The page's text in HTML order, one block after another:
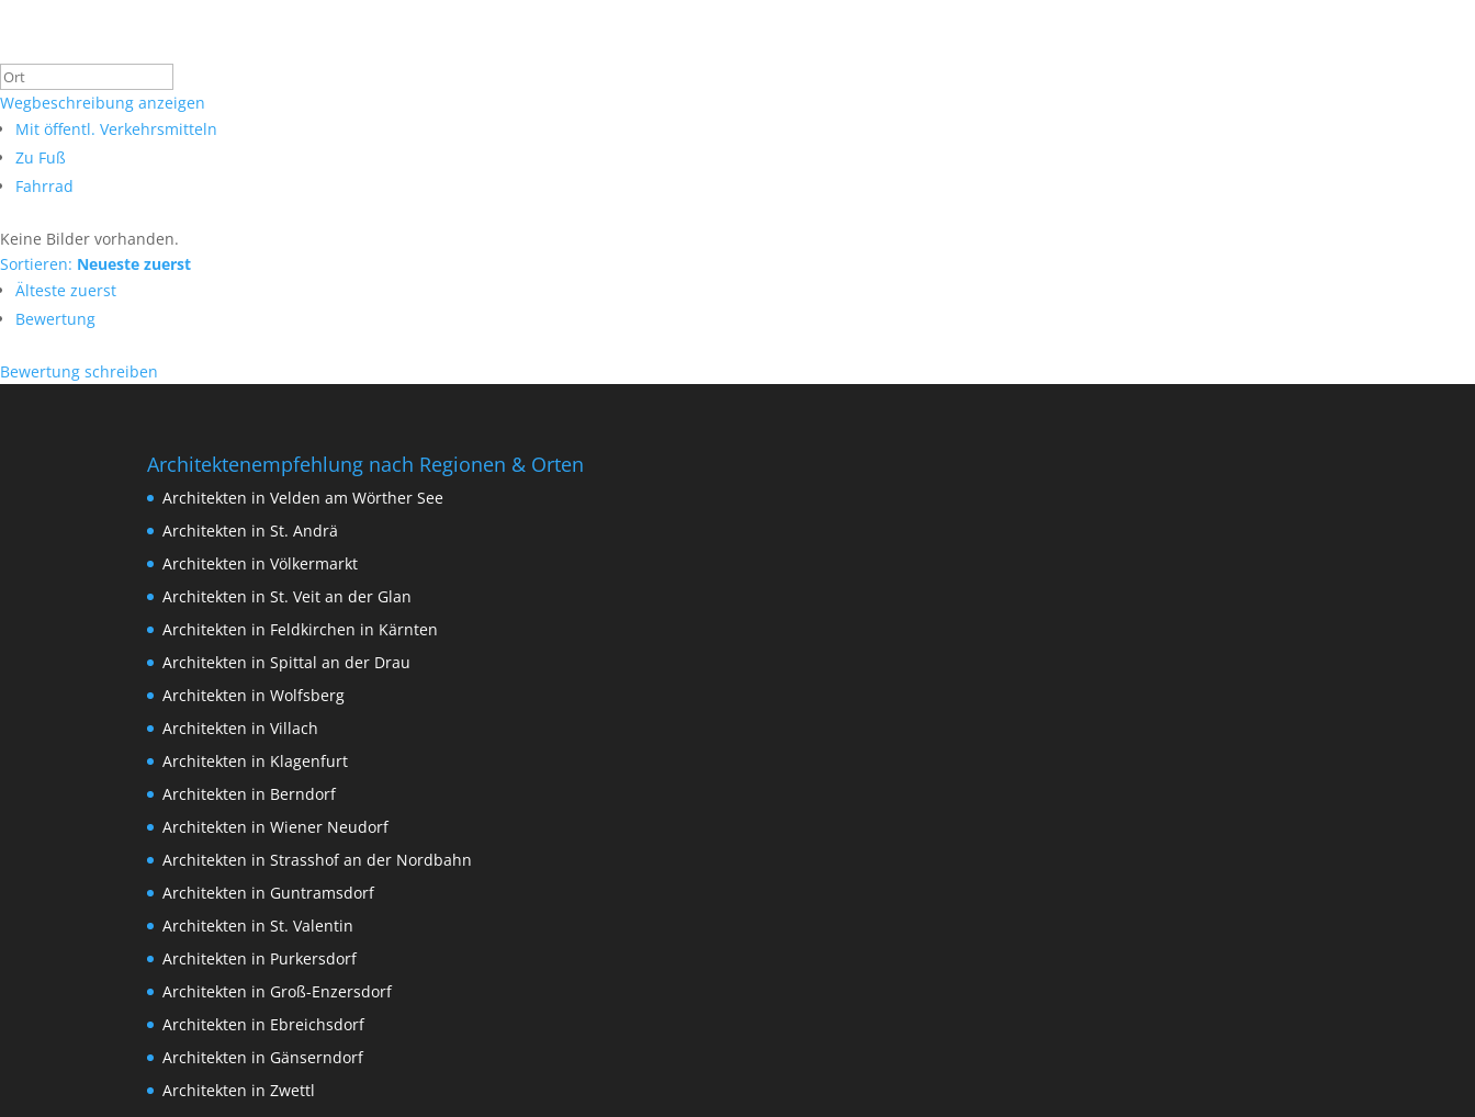
Wegbeschreibung anzeigen
Mit öffentl. Verkehrsmitteln
Zu Fuß
Fahrrad
Keine Bilder vorhanden.
Sortieren: Neueste zuerst
Älteste zuerst
Bewertung
Bewertung schreiben
Architektenempfehlung nach Regionen & Orten
Architekten in Velden am Wörther See
Architekten in St. Andrä
Architekten in Völkermarkt
Architekten in St. Veit an der Glan
Architekten in Feldkirchen in Kärnten
Architekten in Spittal an der Drau
Architekten in Wolfsberg
Architekten in Villach
Architekten in Klagenfurt
Architekten in Berndorf
Architekten in Wiener Neudorf
Architekten in Strasshof an der Nordbahn
Architekten in Guntramsdorf
Architekten in St. Valentin
Architekten in Purkersdorf
Architekten in Groß-Enzersdorf
Architekten in Ebreichsdorf
Architekten in Gänserndorf
Architekten in Zwettl